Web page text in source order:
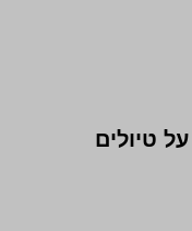
טיולים